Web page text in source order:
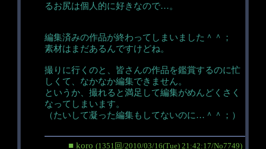
るお尻は個人的に好きなので…。
編集済みの作品が終わってしまいました＾＾；
素材はまだあるんですけどね。
撮りに行くのと、皆さんの作品を鑑賞するのに忙
しくて、なかなか編集できません。
というか、撮れると満足して編集がめんどくさく
なってしまいます。
（たいして凝った編集もしてないのに…＾＾；）
■ koro (1351回/2010/03/16(Tue) 21:42:17/No7749)